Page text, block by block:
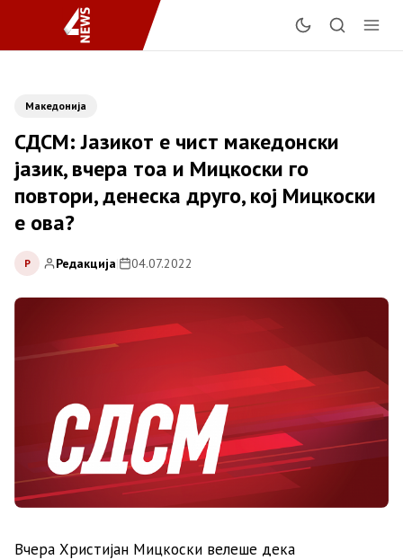
Македонија
СДСМ: Јазикот е чист македонски
јазик, вчера тоа и Мицкоски го
повтори, денеска друго, кој Мицкоски
е ова­?
Р Редакција| 04.07.2022
Вчера Христијан Мицкоски велеше дека